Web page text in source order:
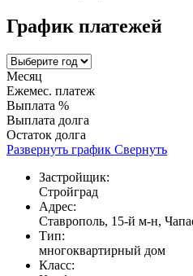
График платежей
Месяц
Ежемес. платеж
Выплата %
Выплата долга
Остаток долга
Развернуть график Свернуть
Застройщик:
Стройград
Адрес:
Ставрополь, 15-й м-н,
Тип:
многоквартирный дом
Класс: